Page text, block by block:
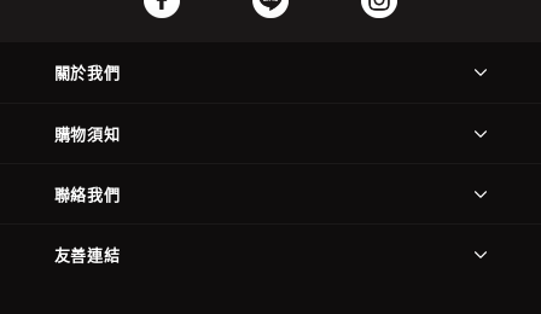
關於我們
購物須知
聯絡我們
友善連結